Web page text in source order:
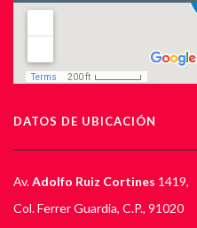
DATOS DE UBICACIÓN
Av.Adolfo Ruiz Cortines 1419,
Col. Ferrer Guardia, C.P., 91020